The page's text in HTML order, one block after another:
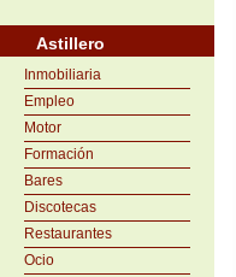
Astillero
Inmobiliaria
Empleo
Motor
Formación
Bares
Discotecas
Restaurantes
Ocio